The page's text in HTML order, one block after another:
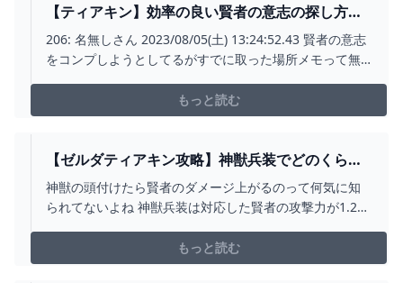
【ティアキン】効率の良い賢者の意志の探し方
は？ ゼルダの伝説ティアキンまとめっち ゼルダの
伝説ティアーズ オブ ザ キングダム
206: 名無しさん 2023/08/05(土) 13:24:52.43 賢者の意志
をコンプしようとしてるがすでに取った場所メモって無
を探して残り2個になったんだけど見つからない たぶん足
もっと読む
【ゼルダティアキン攻略】神獣兵装でどのくらい
賢者の威力変わるの？ – ゲーム攻略のかけら
神獣の頭付けたら賢者のダメージ上がるのって何気に知
られてないよね 神獣兵装は対応した賢者の攻撃力が1.2倍
威力が変わるのかチューリくんを使って実験してみた 賢
者の意思は使用済み、ファン
もっと読む